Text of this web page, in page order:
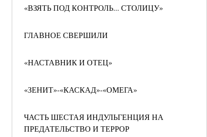
«ВЗЯТЬ ПОД КОНТРОЛЬ... СТОЛИЦУ»
ГЛАВНОЕ СВЕРШИЛИ
«НАСТАВНИК И ОТЕЦ»
«ЗЕНИТ»-«КАСКАД»-«ОМЕГА»
ЧАСТЬ ШЕСТАЯ ИНДУЛЬГЕНЦИЯ НА
ПРЕДАТЕЛЬСТВО И ТЕРРОР